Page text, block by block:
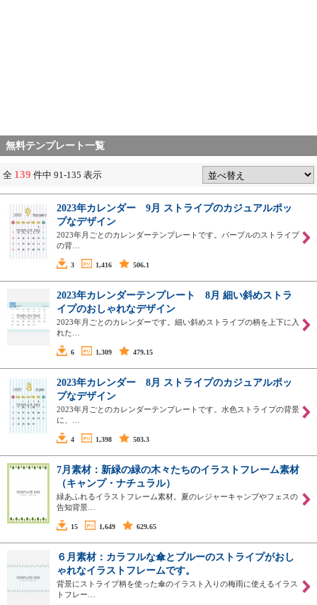
無料テンプレート一覧
全 139 件中 91-135 表示
2023年カレンダー 9月 ストライプのカジュアルポッ
プなデザイン
2023年月ごとのカレンダーテンプレートです。パープルのストライプ
の背…
3 1,416 506.1
2023年カレンダーテンプレート 8月 細い斜めストラ
イプのおしゃれなデザイン
2023年月ごとのカレンダーです。細い斜めストライプの柄を上下に入
れた…
6 1,309 479.15
2023年カレンダー 8月 ストライプのカジュアルポッ
プなデザイン
2023年月ごとのカレンダーテンプレートです。水色ストライプの背景
に、…
4 1,398 503.3
7月素材：新緑の緑の木々たちのイラストフレーム素材
（キャンプ・ナチュラル）
緑あふれるイラストフレーム素材。夏のレジャーキャンプやフェスの
告知背景…
15 1,649 629.65
６月素材：カラフルな傘とブルーのストライプがおし
ゃれなイラストフレームです。
背景にストライプ柄を使った傘のイラスト入りの梅雨に使えるイラス
トフレー…